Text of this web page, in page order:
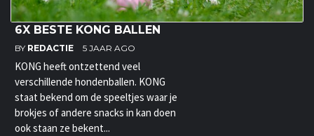
6X BESTE KONG BALLEN
BY REDACTIE 5 JAAR AGO
KONG heeft ontzettend veel
verschillende hondenballen. KONG
staat bekend om de speeltjes waar je
brokjes of andere snacks in kan doen
ook staan ze bekent...